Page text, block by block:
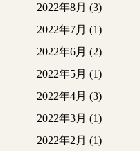
2022年8月 (3)
2022年7月 (1)
2022年6月 (2)
2022年5月 (1)
2022年4月 (3)
2022年3月 (1)
2022年2月 (1)